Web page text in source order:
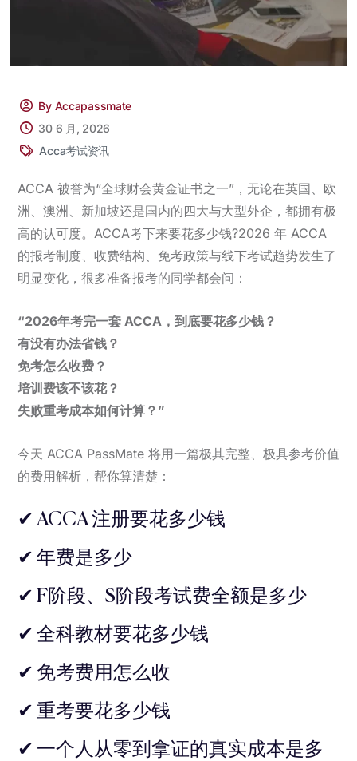
By Accapassmate
30 6 月, 2026
Acca考试资讯
ACCA 被誉为“全球财会黄金证书之一”，无论在英国、欧
洲、澳洲、新加坡还是国内的四大与大型外企，都拥有极
高的认可度。ACCA考下来要花多少钱?2026 年 ACCA
的报考制度、收费结构、免考政策与线下考试趋势发生了
明显变化，很多准备报考的同学都会问：
“2026年考完一套 ACCA，到底要花多少钱？
有没有办法省钱？
免考怎么收费？
培训费该不该花？
失败重考成本如何计算？”
今天 ACCA PassMate 将用一篇极其完整、极具参考价值
的费用解析，帮你算清楚：
✔ ACCA 注册要花多少钱
✔ 年费是多少
✔ F阶段、S阶段考试费全额是多少
✔ 全科教材要花多少钱
✔ 免考费用怎么收
✔ 重考要花多少钱
✔ 一个人从零到拿证的真实成本是多